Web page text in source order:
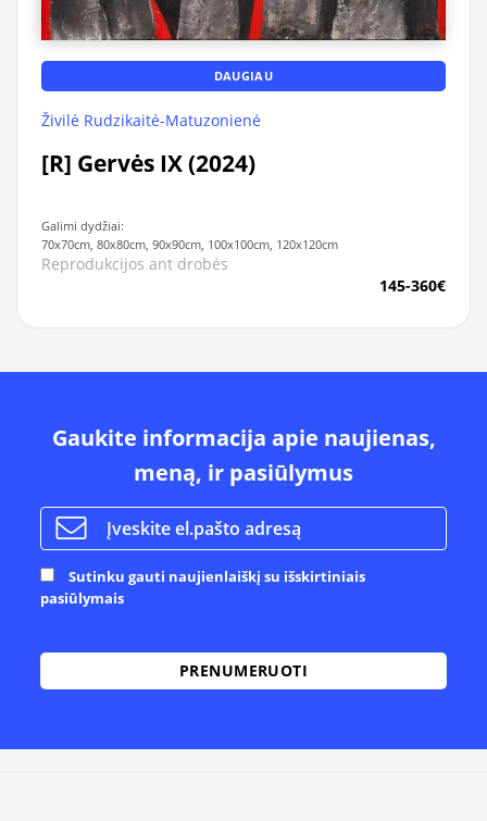
DAUGIAU
Živilė Rudzikaitė-Matuzonienė
[R] Gervės IX (2024)
Galimi dydžiai:
70x70cm, 80x80cm, 90x90cm, 100x100cm, 120x120cm
Reprodukcijos ant drobės
145-360€
Gaukite informacija apie naujienas,
meną, ir pasiūlymus
Sutinku gauti naujienlaiškį su išskirtiniais
pasiūlymais